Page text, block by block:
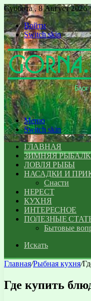
Суббота , 8 Август 2026
Войти
Switch skin
Меню
Switch skin
ГЛАВНАЯ
ЗИМНЯЯ
ЛОВЛЯ РЫБЫ
НАСАДКИ И
Снасти
НЕРЕСТ
КУХНЯ
ИНТЕРЕСНОЕ
ПОЛЕЗНЫЕ
Бытовые
Искать
Главная/Рыбная кухня/
Где купить